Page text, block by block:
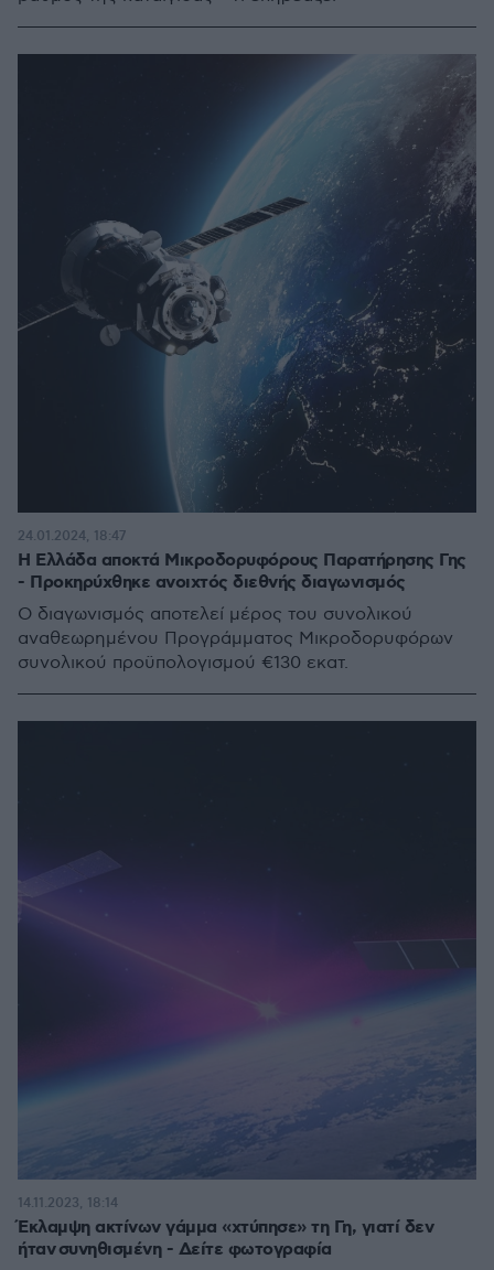
Η Ελλάδα αποκτά Μικροδορυφόρους Παρατήρησης Γης
- Προκηρύχθηκε ανοιχτός διεθνής διαγωνισμός
Ο διαγωνισμός αποτελεί μέρος του συνολικού
αναθεωρημένου Προγράμματος Μικροδορυφόρων
συνολικού προϋπολογισμού €130 εκατ.
24.01.2024, 18:47
Έκλαμψη ακτίνων γάμμα «χτύπησε» τη Γη, γιατί δεν
ήταν συνηθισμένη - Δείτε φωτογραφία
14.11.2023, 18:14